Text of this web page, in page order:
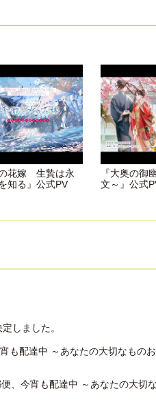
の花嫁 生贄は永
知る』公式PV
『大奥の
文～』公式
しました。
も配達中 ～あなたの大切なもの
、今宵も配達中 ～あなたの大切